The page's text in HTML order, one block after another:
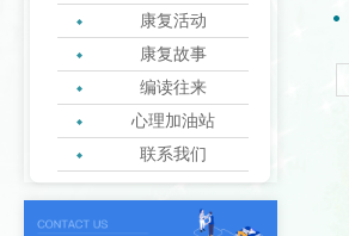
康复活动
康复故事
编读往来
心理加油站
联系我们
绿丝带志愿者协会